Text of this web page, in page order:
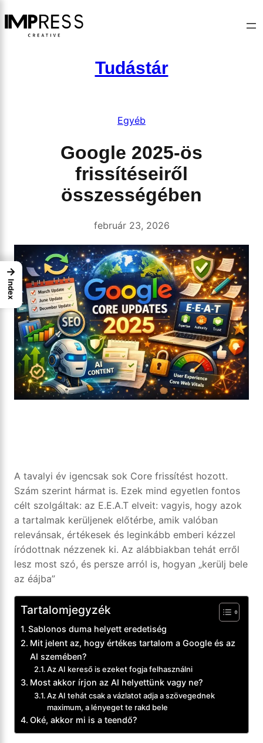
Ugrás
a
tartalomhoz
Tudástár
Egyéb
Google 2025-ös
frissítéseiről
összességében
február 23, 2026
A tavalyi év igencsak sok Core frissítést hozott.
Szám szerint hármat is. Ezek mind egyetlen fontos
célt szolgáltak: az E.E.A.T elveit: vagyis, hogy azok
a tartalmak kerüljenek előtérbe, amik valóban
relevánsak, értékesek és leginkább emberi kézzel
íródottnak nézzenek ki. Az alábbiakban tehát erről
lesz most szó, és persze arról is, hogyan „kerülj bele
az éájba”
Tartalomjegyzék
Sablonos duma helyett eredetiség
Mit jelent az, hogy értékes tartalom a Google és az
AI szemében?
Az AI kereső is ezeket fogja felhasználni
Most akkor írjon az AI helyettünk vagy ne?
Az AI tehát csak a vázlatot adja a szövegednek
maximum, a lényeget te rakd bele
Oké, akkor mi is a teendő?
→
Index